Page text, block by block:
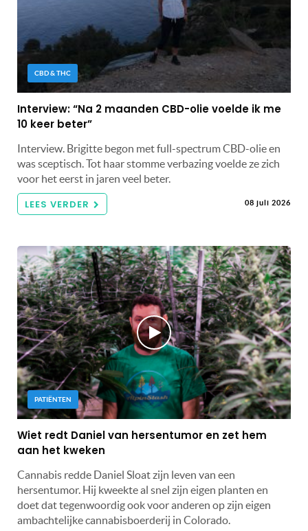
CBD & THC
Interview: “Na 2 maanden CBD-olie voelde ik me
10 keer beter”
Interview. Brigitte begon met full-spectrum CBD-olie en
was sceptisch. Tot haar stomme verbazing voelde ze zich
voor het eerst in jaren veel beter.
LEES VERDER 08 juli 2026
PATIËNTEN
Wiet redt Daniel van hersentumor en zet hem
aan het kweken
Cannabis redde Daniel Sloat zijn leven van een
hersentumor. Hij kweekte al snel zijn eigen planten en
doet dat tegenwoordig ook voor anderen op zijn eigen
ambachtelijke cannabisboerderij in Colorado.